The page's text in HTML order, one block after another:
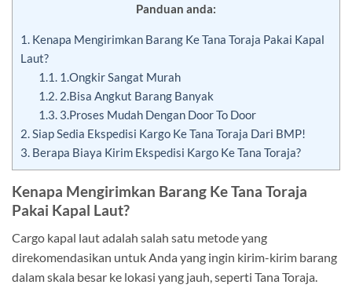
Panduan anda:
1. Kenapa Mengirimkan Barang Ke Tana Toraja Pakai Kapal
Laut?
1.1.1.Ongkir Sangat Murah
1.2.2.Bisa Angkut Barang Banyak
1.3.3.Proses Mudah Dengan Door To Door
2.Siap Sedia Ekspedisi Kargo Ke Tana Toraja Dari BMP!
3. Berapa Biaya Kirim Ekspedisi Kargo Ke Tana Toraja?
Kenapa Mengirimkan Barang Ke Tana Toraja
Pakai Kapal Laut?
Cargo kapal laut adalah salah satu metode yang
direkomendasikan untuk Anda yang ingin kirim-kirim barang
dalam skala besar ke lokasi yang jauh, seperti Tana Toraja.